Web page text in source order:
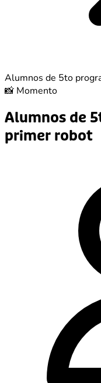
Alumnos de 5to
📸 Momento
Alumnos de
primer robot